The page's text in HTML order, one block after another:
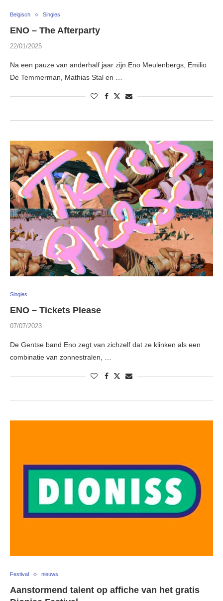
Belgisch Singles
ENO – The Afterparty
22/01/2025
Na een pauze van anderhalf jaar zijn Eno Meulenbergs, Emilio
De Temmerman, Mathias Stal en …
Singles
ENO – Tickets Please
07/07/2023
De Gentse band Eno zegt van zichzelf dat ze klinken als een
combinatie van zonnestralen, …
Festival nieuws
Aanstormend talent op affiche van het gratis